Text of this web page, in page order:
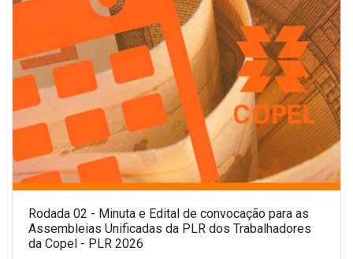
Rodada 02 - Minuta e Edital de convocação para as
Assembleias Unificadas da PLR dos Trabalhadores
da Copel - PLR 2026